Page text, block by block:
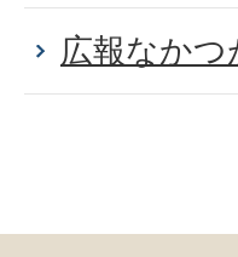
広報なかつ